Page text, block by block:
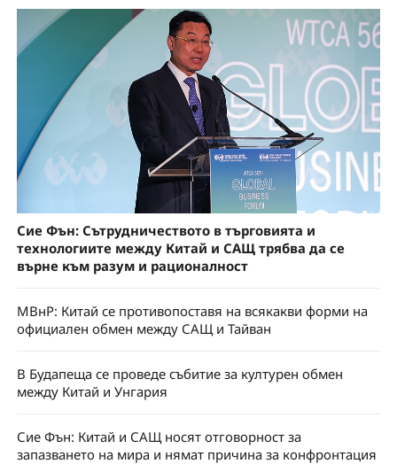
Сие Фън: Сътрудничеството в търговията и
технологиите между Китай и САЩ трябва да се
върне към разум и рационалност
МВнР: Китай се противопоставя на всякакви форми на
официален обмен между САЩ и Тайван
В Будапеща се проведе събитие за културен обмен
между Китай и Унгария
Сие Фън: Китай и САЩ носят отговорност за
запазването на мира и нямат причина за конфронтация